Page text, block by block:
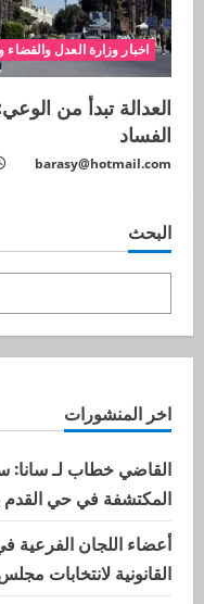
اخبار وزارة العدل والقضاء
العدالة تبدأ من
الفساد
barasy@hotmail.com
البحث
اخر المنشورات
القاضي خطاب لـ سانا:
المكتشفة في حي
أعضاء اللجان الفرعية
القانونية لانتخابات